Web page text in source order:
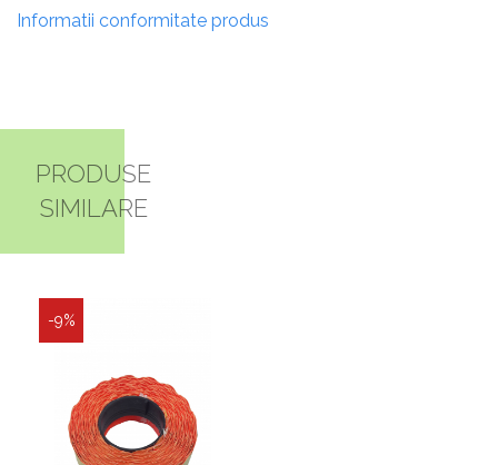
Informatii conformitate produs
PRODUSE
SIMILARE
-9%